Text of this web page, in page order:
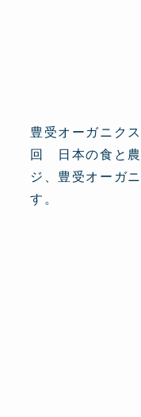
豊受オーガニク
回 日本の食と農
ジ、豊受オーガ
す。